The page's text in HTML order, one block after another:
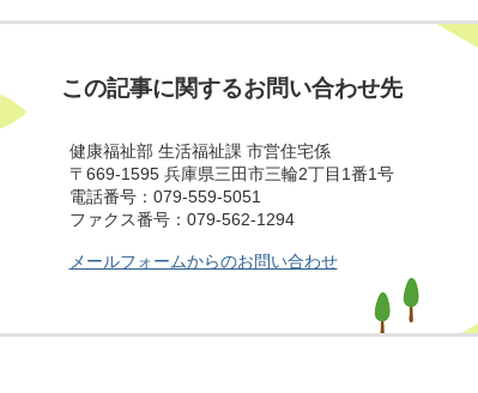
この記事に関するお問い合わせ先
健康福祉部 生活福祉課 市営住宅係
〒669-1595 兵庫県三田市三輪2丁目1番1号
電話番号：079-559-5051
ファクス番号：079-562-1294
メールフォームからのお問い合わせ